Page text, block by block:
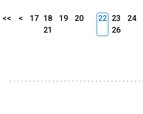
<< < 17 18 19
20
21
22 23 24
26